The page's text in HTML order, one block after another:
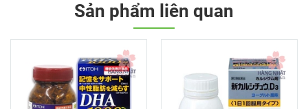
Sản phẩm liên quan